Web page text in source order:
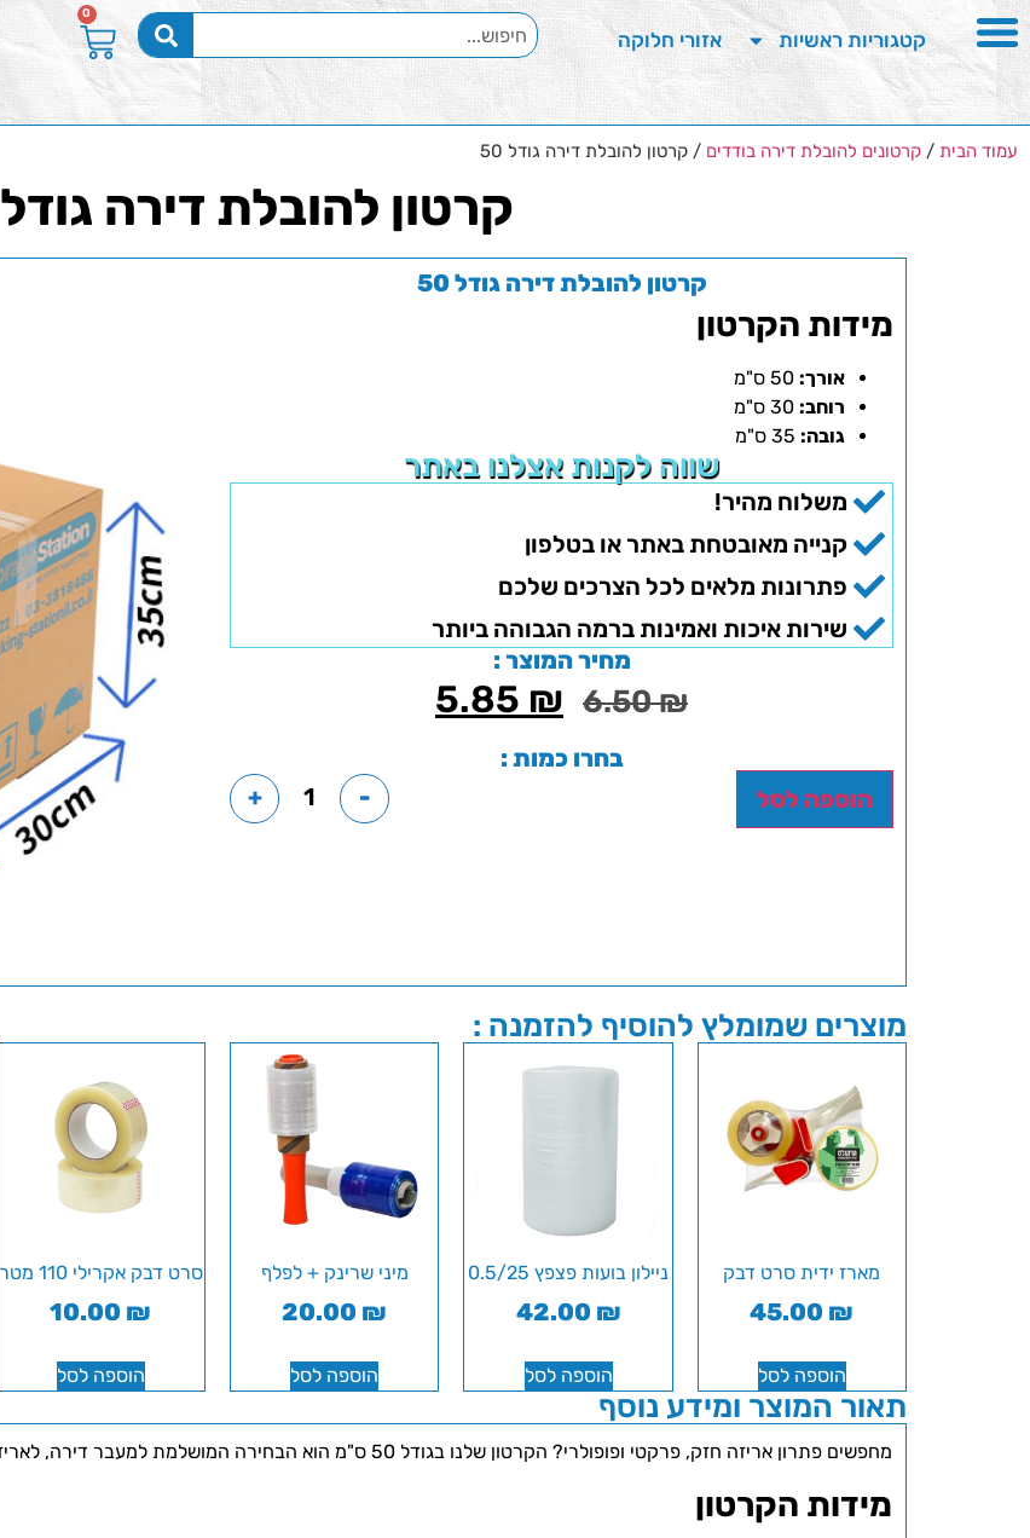
קטגוריות ראשיות אזורי חלוקה
0
עמוד הבית / קרטונים להובלת דירה בודדים / קרטון להובלת דירה גודל 50
קרטון להובלת דירה גודל 50
קרטון להובלת דירה גודל 50
מידות הקרטון
אורך:
רוחב:
גובה:
שווה לקנות אצלנו באתר
משלוח מהיר!
קנייה מאובטחת באתר או בטלפון
פתרונות מלאים לכל הצרכים שלכם
שירות איכות ואמינות ברמה הגבוהה ביותר
מחיר המוצר :
6.50₪
5.85 ₪
בחרו כמות :
-
+ הוספה לסל
מוצרים שמומלץ להוסיף להזמנה :
מארז ידית סרט דבק
45.00 ₪
הוספה לסל
ניילון בועות פצפץ 0.5/25
42.00 ₪
הוספה לסל
מיני שרינק + לפלף
20.00 ₪
הוספה לסל
סרט דבק אקרילי 110 מטר
10.00 ₪
הוספה לסל
תאור המוצר ומידע נוסף
מחפשים פתרון אריזה חזק, פרקטי ופופולרי? הקרטון שלנו בגודל 50 ס"מ הוא הבחירה המושלמת למעבר דירה, לאריזת ציוד משרדי או אחסון פריטים יומיומיים!
מידות הקרטון